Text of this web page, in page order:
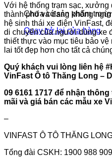
Chưa có sản phẩm
Quay trở lại cửa hàng
Với hệ thống trạm sạc, xưởng
thành phố và đang không
hệ sinh thái xe điện VinFast,
di chuyển của người dùng xe
thiết thực vào mục tiêu bảo
lai tốt đẹp hơn cho tất cả
Quý khách vui lòng liên hệ
VinFast Ô tô Thăng Long –
09 6161 1717 để nhận
mãi và giá bán các mẫu xe
–
VINFAST Ô TÔ THĂNG
Tổng đài CSKH: 1900 988 909